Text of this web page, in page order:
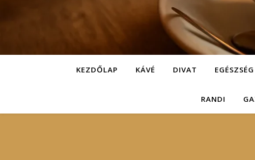
KEZDŐLAP KÁVÉ DIVAT EGÉSZSÉG
RANDI